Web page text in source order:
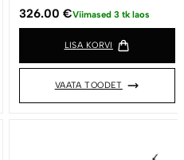
326.00 €Viimased 3 tk laos
LISA KORVI
VAATA TOODET